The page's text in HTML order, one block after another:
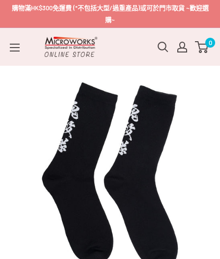
購物滿HK$300免運費 (*不包括大型/過重產品)或可於門市取貨 ~歡迎選
購~
Microworks
Online
0